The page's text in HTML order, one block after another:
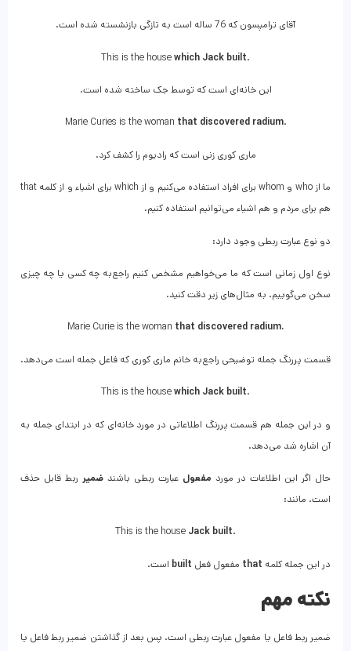
آقای ترامپسون که 76 ساله است به تازگی بازنشسته شده است.
This is the housewhich Jack built.
این خانه‌ای است که توسط جک ساخته شده است.
Marie Curies is the woman that discovered radium.
ماری کوری زنی است که رادیوم را کشف کرد.
ما از who و whom برای افراد استفاده می‌کنیم و از which برای اشیاء و از کلمه that
هم برای مردم و هم اشیاء می‌توانیم استفاده کنیم.
دو نوع عبارت ربطی وجود دارد:
نوع اول زمانی است که ما می‌خواهیم مشخص کنیم راجع‌به چه کسی یا چه چیزی
سخن می‌گوییم. به مثال‌های زیر دقت کنید.
Marie Curie is the woman that discovered radium.
قسمت پررنگ جمله توضیحی راجع‌به خانم ماری کوری که فاعل جمله است می‌دهد.
This is the housewhich Jack built.
و در این جمله هم قسمت پررنگ اطلاعاتی در مورد خانه‌ای که در ابتدای جمله به
آن اشاره شد می‌دهد.
حال اگر این اطلاعات در مورد مفعول عبارت ربطی باشند ضمیر ربط قابل حذف
است. مانند:
This is the house Jack built.
در این جمله کلمه that مفعول فعل built است.
نکته مهم
ضمیر ربط فاعل یا مفعول عبارت ربطی است. پس بعد از گذاشتن ضمیر ربط فاعل یا